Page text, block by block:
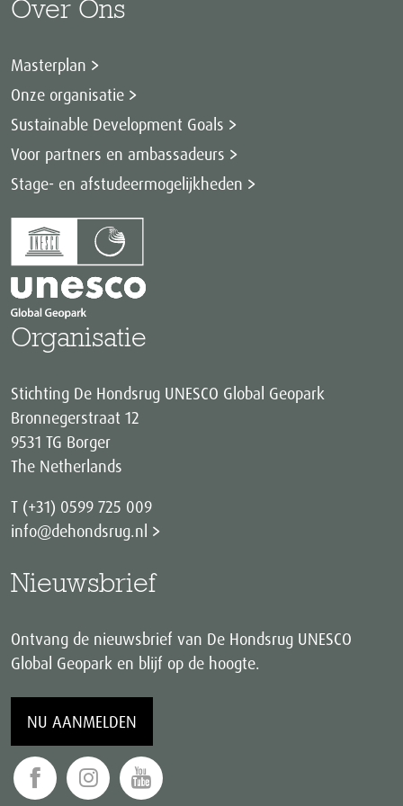
Over Ons
Masterplan
Onze organisatie
Sustainable Development Goals
Voor partners en ambassadeurs
Stage- en afstudeermogelijkheden
Organisatie
Stichting De Hondsrug UNESCO Global Geopark
Bronnegerstraat 12
9531 TG Borger
The Netherlands
T (+31) 0599 725 009
info@dehondsrug.nl
Nieuwsbrief
Ontvang de nieuwsbrief van De Hondsrug UNESCO
Global Geopark en blijf op de hoogte.
NU AANMELDEN